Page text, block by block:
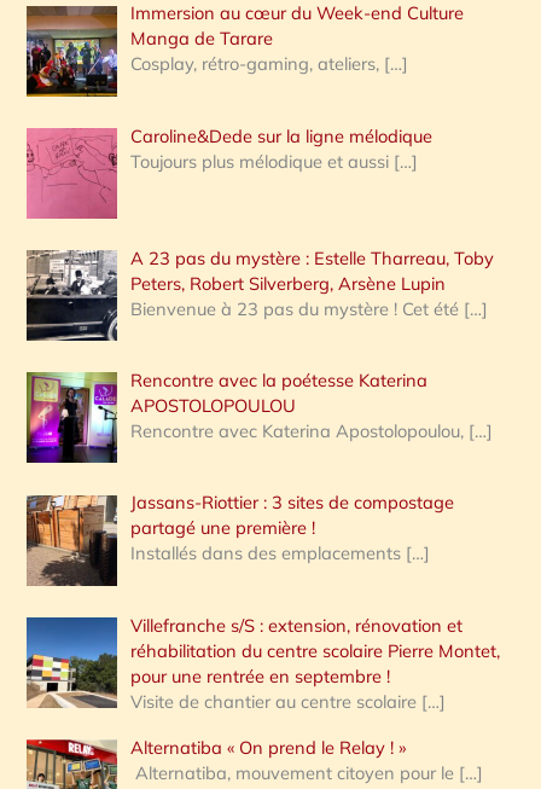
:
Immersion au cœur du Week-end Culture
Manga de Tarare
Cosplay, rétro-gaming, ateliers, […]
Caroline&Dede sur la ligne mélodique
Toujours plus mélodique et aussi […]
A 23 pas du mystère : Estelle Tharreau, Toby
Peters, Robert Silverberg, Arsène Lupin
Bienvenue à 23 pas du mystère ! Cet été […]
Rencontre avec la poétesse Katerina
APOSTOLOPOULOU
Rencontre avec Katerina Apostolopoulou, […]
Jassans-Riottier : 3 sites de compostage
partagé une première !
Installés dans des emplacements […]
Villefranche s/S : extension, rénovation et
réhabilitation du centre scolaire Pierre Montet,
pour une rentrée en septembre !
Visite de chantier au centre scolaire […]
Alternatiba « On prend le Relay ! »
Alternatiba, mouvement citoyen pour le […]